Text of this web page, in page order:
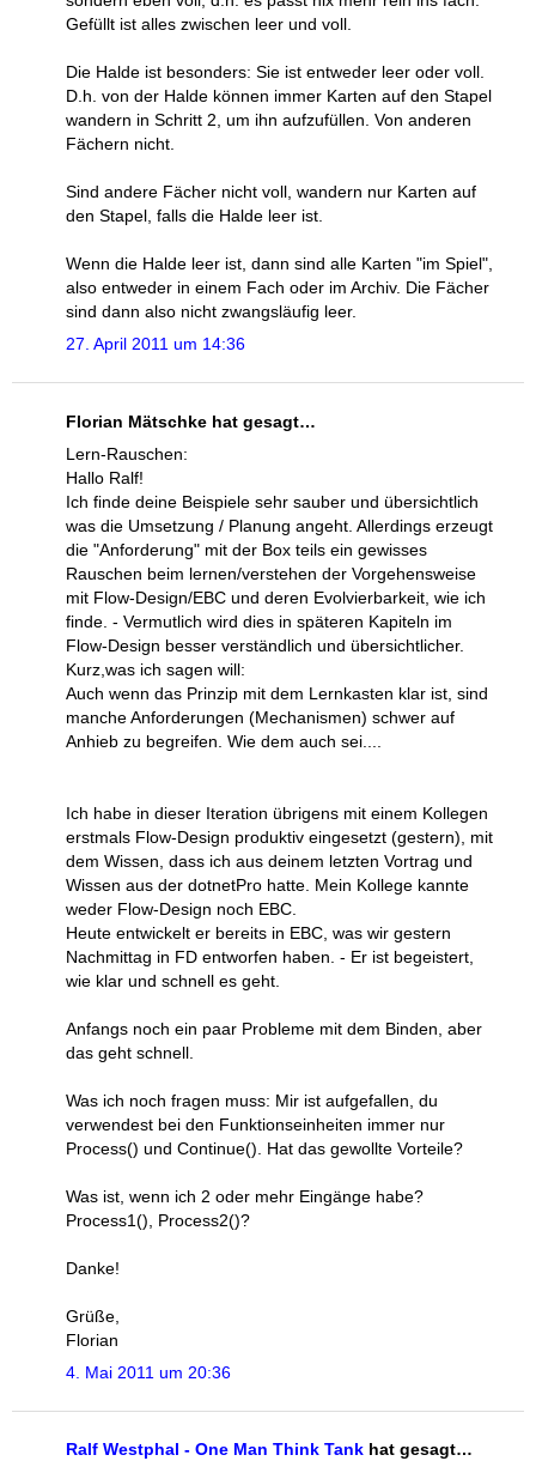
Gefüllt ist alles zwischen leer und voll.
Die Halde ist besonders: Sie ist entweder leer oder voll.
D.h. von der Halde können immer Karten auf den Stapel
wandern in Schritt 2, um ihn aufzufüllen. Von anderen
Fächern nicht.
Sind andere Fächer nicht voll, wandern nur Karten auf
den Stapel, falls die Halde leer ist.
Wenn die Halde leer ist, dann sind alle Karten "im Spiel",
also entweder in einem Fach oder im Archiv. Die Fächer
sind dann also nicht zwangsläufig leer.
27. April 2011 um 14:36
Florian Mätschke hat gesagt…
Lern-Rauschen:
Hallo Ralf!
Ich finde deine Beispiele sehr sauber und übersichtlich
was die Umsetzung / Planung angeht. Allerdings erzeugt
die "Anforderung" mit der Box teils ein gewisses
Rauschen beim lernen/verstehen der Vorgehensweise
mit Flow-Design/EBC und deren Evolvierbarkeit, wie ich
finde. - Vermutlich wird dies in späteren Kapiteln im
Flow-Design besser verständlich und übersichtlicher.
Kurz,was ich sagen will:
Auch wenn das Prinzip mit dem Lernkasten klar ist, sind
manche Anforderungen (Mechanismen) schwer auf
Anhieb zu begreifen. Wie dem auch sei....
Ich habe in dieser Iteration übrigens mit einem Kollegen
erstmals Flow-Design produktiv eingesetzt (gestern), mit
dem Wissen, dass ich aus deinem letzten Vortrag und
Wissen aus der dotnetPro hatte. Mein Kollege kannte
weder Flow-Design noch EBC.
Heute entwickelt er bereits in EBC, was wir gestern
Nachmittag in FD entworfen haben. - Er ist begeistert,
wie klar und schnell es geht.
Anfangs noch ein paar Probleme mit dem Binden, aber
das geht schnell.
Was ich noch fragen muss: Mir ist aufgefallen, du
verwendest bei den Funktionseinheiten immer nur
Process() und Continue(). Hat das gewollte Vorteile?
Was ist, wenn ich 2 oder mehr Eingänge habe?
Process1(), Process2()?
Danke!
Grüße,
Florian
4. Mai 2011 um 20:36
Ralf Westphal - One Man Think Tank hat gesagt…